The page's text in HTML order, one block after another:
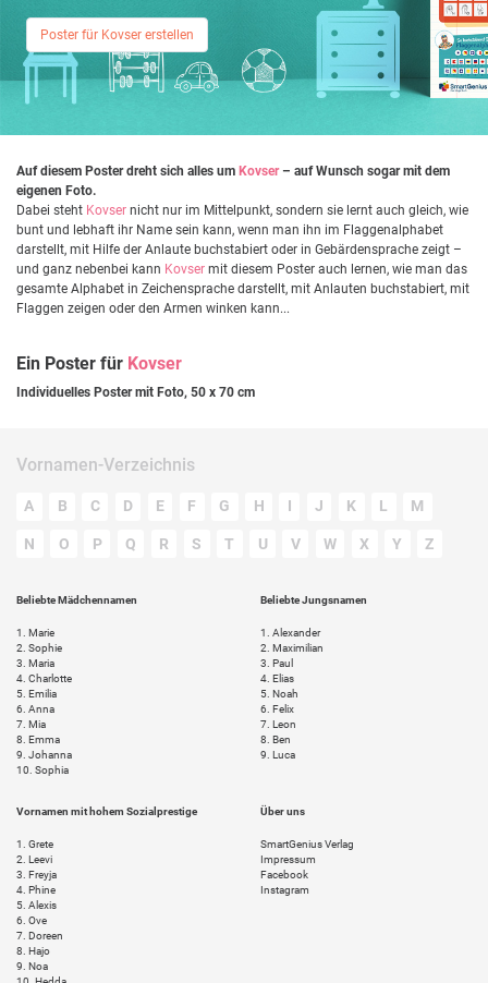
Poster für Kovser erstellen
Auf diesem Poster dreht sich alles um Kovser– auf Wunsch sogar mit dem
eigenen Foto.
Dabei steht Kovser nicht nur im Mittelpunkt, sondern sie lernt auch gleich, wie
bunt und lebhaft ihr Name sein kann, wenn man ihn im Flaggenalphabet
darstellt, mit Hilfe der Anlaute buchstabiert oder in Gebärdensprache zeigt –
und ganz nebenbei kann Kovser mit diesem Poster auch lernen, wie man das
gesamte Alphabet in Zeichensprache darstellt, mit Anlauten buchstabiert, mit
Flaggen zeigen oder den Armen winken kann...
Ein Poster für Kovser
Individuelles Poster mit Foto, 50 x 70 cm
Vornamen-Verzeichnis
A B C D E F G H I J K L M
N O P Q R S T U V W X Y Z
Beliebte Mädchennamen
1.
Marie
2. Sophie
3. Maria
4. Charlotte
5. Emilia
6. Anna
7. Mia
8. Emma
9. Johanna
10. Sophia
Beliebte Jungsnamen
1.
Alexander
2. Maximilian
3. Paul
4. Elias
5. Noah
6. Felix
7. Leon
8. Ben
9. Luca
Vornamen mit hohem Sozialprestige
1.
Grete
2. Leevi
3. Freyja
4. Phine
5. Alexis
6. Ove
7. Doreen
8. Hajo
9. Noa
Über uns
SmartGenius Verlag
Impressum
Facebook
Instagram